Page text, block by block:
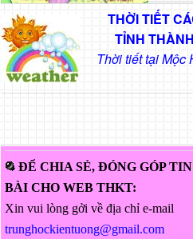
THỜI TIẾT
TỈNH THÀNH
Thời tiết tại Mộc
ĐỂ CHIA SẺ, ĐÓNG GÓP TIN
BÀI CHO WEB THKT:
Xin vui lòng gởi về địa chỉ e-mail
trunghockientuong@gmail.com